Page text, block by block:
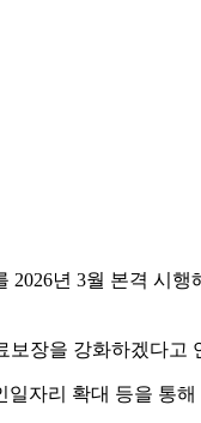
년 3월 본격 시
보장을 강화하겠다고
자리 확대 등을 통